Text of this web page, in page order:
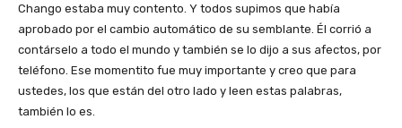
Chango estaba muy contento. Y todos supimos que había
aprobado por el cambio automático de su semblante. Él corrió a
contárselo a todo el mundo y también se lo dijo a sus afectos, por
teléfono. Ese momentito fue muy importante y creo que para
ustedes, los que están del otro lado y leen estas palabras,
también lo es.